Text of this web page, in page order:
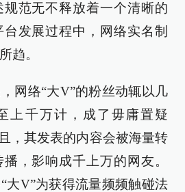
范无不释放着一个清晰的
发展过程中，网络实名制
趋。
网络“大V”的粉丝动辄以几
上千万计，成了毋庸置疑
，其发表的内容会被海量转
，影响成千上万的网友。
大V”为获得流量频频触碰法